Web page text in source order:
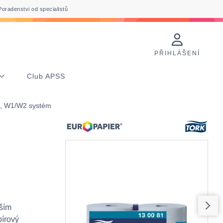
od specialistů
PŘIHLÁŠENÍ
Club APSS
W1/W2 systém